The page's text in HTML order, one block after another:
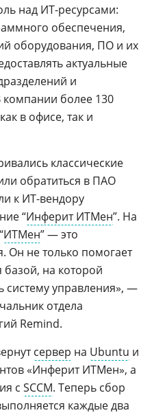
над ИТ-ресурсами:
обеспечения,
оборудования, ПО и их
актуальные
и
компании более 130
в офисе, так и
классические
обратиться в ПАО
к ИТ-вендору
“Инферит ИТМен”. На
ИТМен” — это
Он не только помогает
базой, на которой
систему управления», —
отдела
Remind.
сервер на Ubuntu и
«Инферит ИТМен», а
с SCCM. Теперь сбор
каждые два